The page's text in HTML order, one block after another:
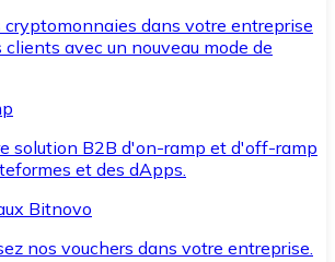
dans votre entreprise
avec un nouveau mode de
solution B2B d'on-ramp et d'off-ramp
et des dApps.
Bitnovo
nos vouchers dans votre entreprise.